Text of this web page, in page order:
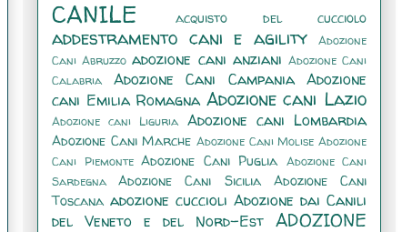
CANILE
acquisto del cucciolo
addestramento cani e agility
Adozione
Cani Abruzzo adozione cani anziani Adozione Cani
Calabria
Adozione Cani Campania
Adozione
cani Emilia Romagna Adozione cani Lazio
Adozione cani Liguria Adozione cani Lombardia
Adozione Cani Marche Adozione Cani Molise Adozione
Cani Piemonte Adozione Cani Puglia Adozione Cani
Sardegna
Adozione Cani Sicilia
Adozione Cani
Toscana adozione cuccioli Adozione dai Canili
del Veneto e del Nord-Est ADOZIONE